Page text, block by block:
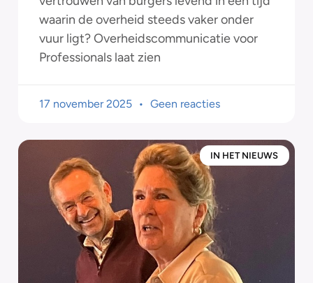
waarin de overheid steeds vaker onder
vuur ligt? Overheidscommunicatie voor
Professionals laat zien
17 november 2025 Geen reacties
IN HET NIEUWS